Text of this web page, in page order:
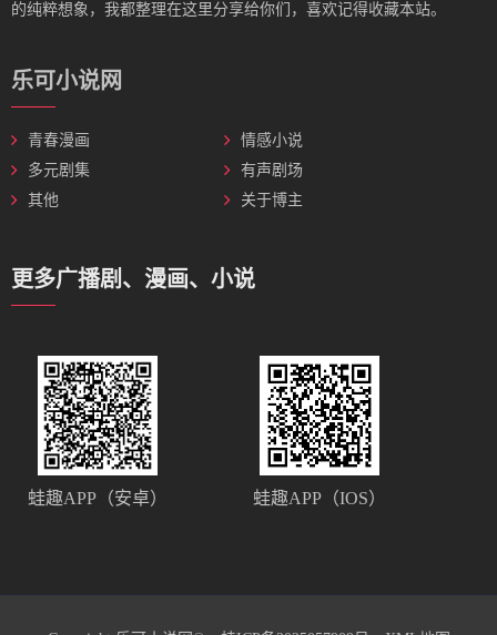
的纯粹想象，我都整理在这里分享给你们，喜欢记得收藏本站。
乐可小说网
青春漫画
情感小说
多元剧集
有声剧场
其他
关于博主
更多广播剧、漫画、小说
蛙趣APP（安卓） 蛙趣APP（IOS）